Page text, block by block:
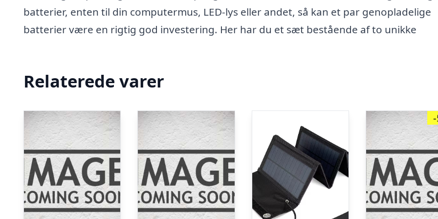
batterier, enten til din computermus, LED-lys eller andet, så kan et par genopladelige
batterier være en rigtig god investering. Her har du et sæt bestående af to unikke
Relaterede varer